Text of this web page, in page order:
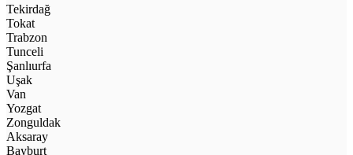
Tekirdağ
Tokat
Trabzon
Tunceli
Şanlıurfa
Uşak
Van
Yozgat
Zonguldak
Aksaray
Bayburt